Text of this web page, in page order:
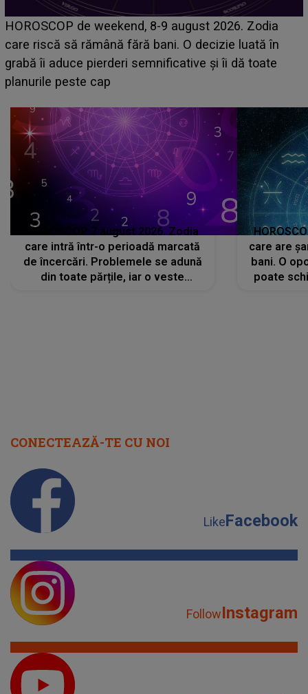
Emanuel a ținut ACEST DETALIU ASCUNS până
acum! În fața Alexandrei, concurentul din Casa
face o MĂRTURISIRE NEAȘTEPTATĂ despre
sa: "I-am spus și ei în față, eu nu te iubesc pentru
HOROSCOP 7 august 2026. Zodia
care intră într-o perioadă marcată
de încercări. Problemele se adună
din toate părțile, iar o veste
care are
bani. O
poate
CONECTEAZĂ-TE CU NOI
LikeFacebook
FollowInstagram